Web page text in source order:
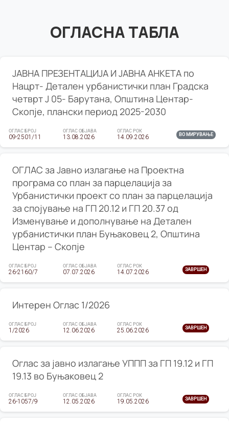
ОГЛАСНА ТАБЛА
ЈАВНА ПРЕЗЕНТАЦИЈА И ЈАВНА АНКЕТА по
Нацрт- Детален урбанистички план Градска
четврт Ј 05- Барутана, Општина Центар-
Скопје, плански период 2025-2030
ОГЛАС БРОЈ
09-2501/11
ОГЛАС ОБЈАВА
13.08.2026
ОГЛАС РОК
14.09.2026 ВО МИРУВАЊЕ
ОГЛАС за Јавно излагање на Проектна
програма со план за парцелација за
Урбанистички проект со план за парцелација
за спојување на ГП 20.12 и ГП 20.37 од
Изменување и дополнување на Детален
урбанистички план Буњаковец 2, Општина
Центар – Скопје
ОГЛАС БРОЈ
26-2160/7
ОГЛАС ОБЈАВА
07.07.2026
ОГЛАС РОК
14.07.2026 ЗАВРШЕН
Интерен Оглас 1/2026
ОГЛАС БРОЈ
1/2026
ОГЛАС ОБЈАВА
12.06.2026
ОГЛАС РОК
25.06.2026 ЗАВРШЕН
Оглас за јавно излагање УППП за ГП 19.12 и ГП
19.13 во Буњаковец 2
ОГЛАС БРОЈ
26-1057/9
ОГЛАС ОБЈАВА
12.05.2026
ОГЛАС РОК
19.05.2026 ЗАВРШЕН